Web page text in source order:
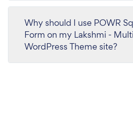
Why should I use POWR
Form on my Lakshmi -
WordPress Theme site?